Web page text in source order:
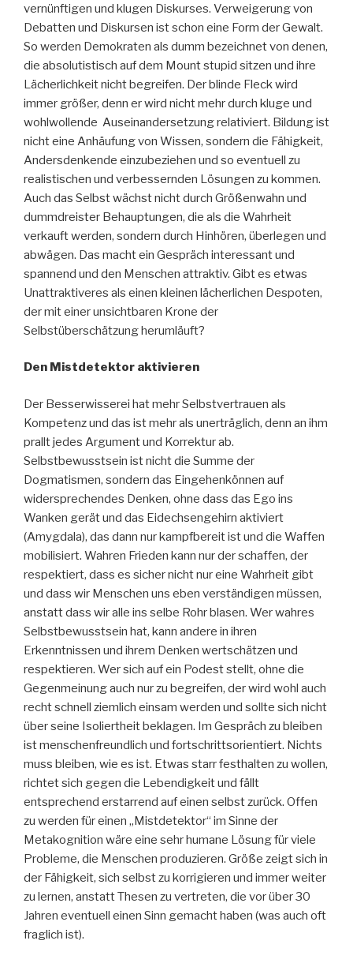
vernünftigen und klugen Diskurses. Verweigerung von
Debatten und Diskursen ist schon eine Form der Gewalt.
So werden Demokraten als dumm bezeichnet von denen,
die absolutistisch auf dem Mount stupid sitzen und ihre
Lächerlichkeit nicht begreifen. Der blinde Fleck wird
immer größer, denn er wird nicht mehr durch kluge und
wohlwollende Auseinandersetzung relativiert. Bildung ist
nicht eine Anhäufung von Wissen, sondern die Fähigkeit,
Andersdenkende einzubeziehen und so eventuell zu
realistischen und verbessernden Lösungen zu kommen.
Auch das Selbst wächst nicht durch Größenwahn und
dummdreister Behauptungen, die als die Wahrheit
verkauft werden, sondern durch Hinhören, überlegen und
abwägen. Das macht ein Gespräch interessant und
spannend und den Menschen attraktiv. Gibt es etwas
Unattraktiveres als einen kleinen lächerlichen Despoten,
der mit einer unsichtbaren Krone der
Selbstüberschätzung herumläuft?
Den Mistdetektor aktivieren
Der Besserwisserei hat mehr Selbstvertrauen als
Kompetenz und das ist mehr als unerträglich, denn an ihm
prallt jedes Argument und Korrektur ab.
Selbstbewusstsein ist nicht die Summe der
Dogmatismen, sondern das Eingehenkönnen auf
widersprechendes Denken, ohne dass das Ego ins
Wanken gerät und das Eidechsengehirn aktiviert
(Amygdala), das dann nur kampfbereit ist und die Waffen
mobilisiert. Wahren Frieden kann nur der schaffen, der
respektiert, dass es sicher nicht nur eine Wahrheit gibt
und dass wir Menschen uns eben verständigen müssen,
anstatt dass wir alle ins selbe Rohr blasen. Wer wahres
Selbstbewusstsein hat, kann andere in ihren
Erkenntnissen und ihrem Denken wertschätzen und
respektieren. Wer sich auf ein Podest stellt, ohne die
Gegenmeinung auch nur zu begreifen, der wird wohl auch
recht schnell ziemlich einsam werden und sollte sich nicht
über seine Isoliertheit beklagen. Im Gespräch zu bleiben
ist menschenfreundlich und fortschrittsorientiert. Nichts
muss bleiben, wie es ist. Etwas starr festhalten zu wollen,
richtet sich gegen die Lebendigkeit und fällt
entsprechend erstarrend auf einen selbst zurück. Offen
zu werden für einen „Mistdetektor“ im Sinne der
Metakognition wäre eine sehr humane Lösung für viele
Probleme, die Menschen produzieren. Größe zeigt sich in
der Fähigkeit, sich selbst zu korrigieren und immer weiter
zu lernen, anstatt Thesen zu vertreten, die vor über 30
Jahren eventuell einen Sinn gemacht haben (was auch oft
fraglich ist).